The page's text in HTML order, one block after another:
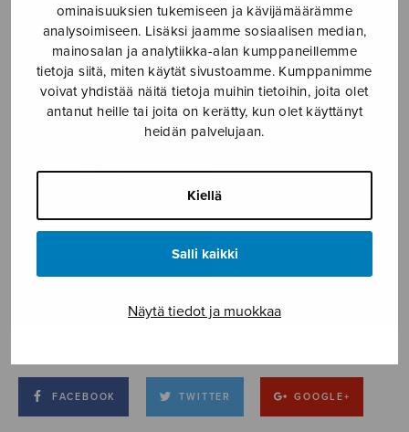
ominaisuuksien tukemiseen ja kävijämäärämme
analysoimiseen. Lisäksi jaamme sosiaalisen median,
mainosalan ja analytiikka-alan kumppaneillemme
tietoja siitä, miten käytät sivustoamme. Kumppanimme
voivat yhdistää näitä tietoja muihin tietoihin, joita olet
antanut heille tai joita on kerätty, kun olet käyttänyt
heidän palvelujaan.
Kiellä
Salli kaikki
Näytä tiedot ja muokkaa
FACEBOOK TWITTER GOOGLE+